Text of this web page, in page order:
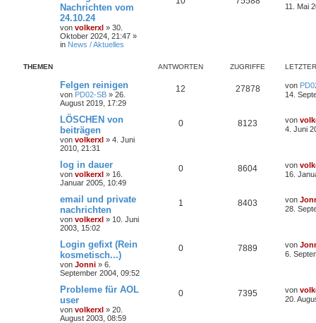
Nachrichten vom
24.10.24
von volkerxl » 30.
Oktober 2024, 21:47 »
in News / Aktuelles
11. Mai
THEMEN ANTWORTEN ZUGRIFFE
Felgen reinigen
von PD02-SB » 26.
August 2019, 17:29
12 27878 von
14.
LÖSCHEN von
beiträgen
von volkerxl » 4. Juni
2010, 21:31
0 8123 von
4. Juni
log in dauer
von volkerxl » 16.
Januar 2005, 10:49
0 8604 von
16.
email und private
nachrichten
von volkerxl » 10. Juni
2003, 15:02
1 8403 von
28.
Login gefixt (Rein
kosmetisch...)
von Jonni » 6.
September 2004, 09:52
0 7889 von
6.
Probleme für AOL
user
von volkerxl » 20.
August 2003, 08:59
0 7395 von
20.